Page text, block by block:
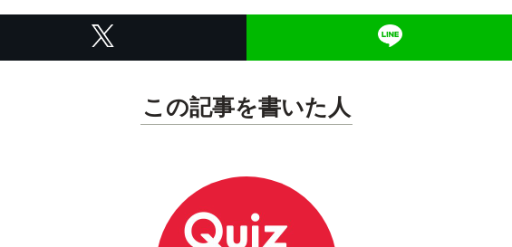
この記事を書いた人